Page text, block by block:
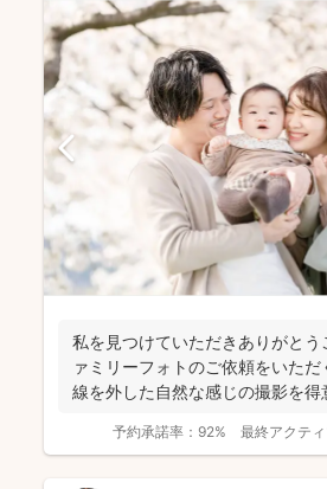
私を見つけていただきありがとう
ァミリーフォトのご依頼をいただ
線を外した自然な感じの撮影を得
予約承諾率： 92% 最終アクティ